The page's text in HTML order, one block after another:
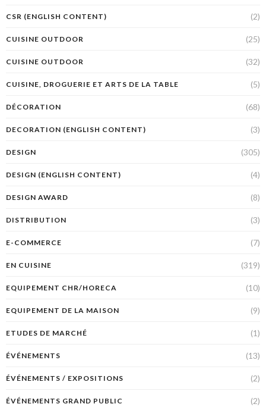
CSR (ENGLISH CONTENT) (2)
CUISINE OUTDOOR (25)
CUISINE OUTDOOR (32)
CUISINE, DROGUERIE ET ARTS DE LA TABLE (5)
DÉCORATION (68)
DECORATION (ENGLISH CONTENT) (3)
DESIGN (305)
DESIGN (ENGLISH CONTENT) (4)
DESIGN AWARD (8)
DISTRIBUTION (3)
E-COMMERCE (7)
EN CUISINE (319)
EQUIPEMENT CHR/HORECA (10)
EQUIPEMENT DE LA MAISON (9)
ETUDES DE MARCHÉ (1)
ÉVÉNEMENTS (13)
ÉVÉNEMENTS / EXPOSITIONS (2)
ÉVÉNEMENTS GRAND PUBLIC (2)